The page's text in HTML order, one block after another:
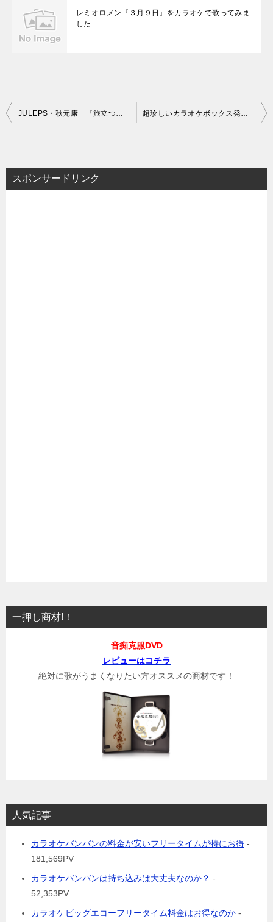
レミオロメン『３月９日』をカラオケで歌ってみま
した
投
ビ
ゲ
スポンサードリンク
一押し商材!！
音痴克服DVD
レビューはコチラ
絶対に歌がうまくなりたい方オススメの商材です！
人気記事
カラオケバンバンの料金が安いフリータイムが特にお得 -
181,569PV
カラオケバンバンは持ち込みは大丈夫なのか？ -
52,353PV
カラオケビッグエコーフリータイム料金はお得なのか -